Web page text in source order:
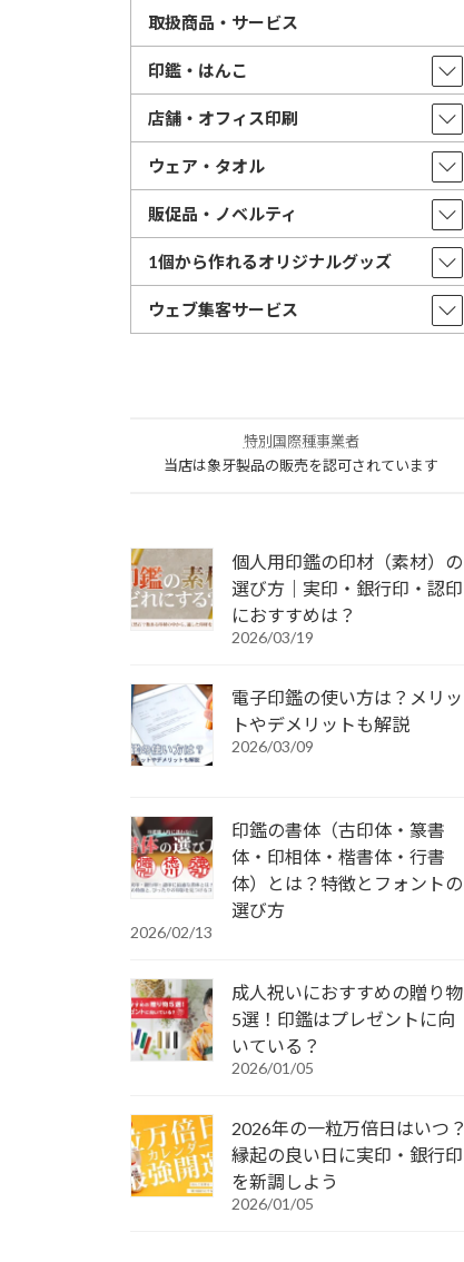
取扱商品・サービス
印鑑・はんこ
店舗・オフィス印刷
ウェア・タオル
販促品・ノベルティ
1個から作れるオリジナルグッズ
ウェブ集客サービス
特別国際種事業者
当店は象牙製品の販売を認可されています
個人用印鑑の印材（素材）の
選び方｜実印・銀行印・認印
におすすめは？
2026/03/19
電子印鑑の使い方は？メリッ
トやデメリットも解説
2026/03/09
印鑑の書体（古印体・篆書
体・印相体・楷書体・行書
体）とは？特徴とフォントの
選び方
2026/02/13
成人祝いにおすすめの贈り物
5選！印鑑はプレゼントに向
いている？
2026/01/05
2026年の一粒万倍日はいつ？
縁起の良い日に実印・銀行印
を新調しよう
2026/01/05